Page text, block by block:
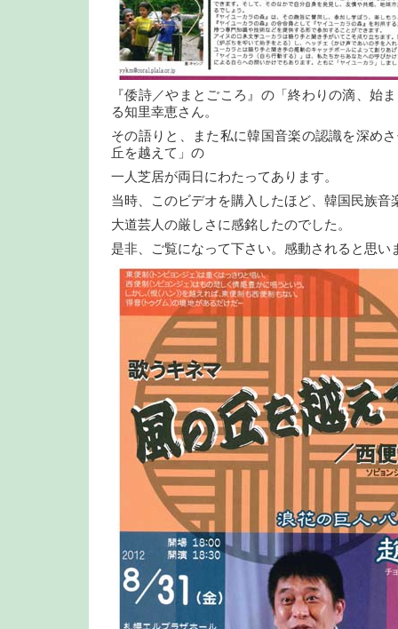
『倭詩／やまとごころ』の「終わりの滴、始
る知里幸恵さん。
その語りと、また私に韓国音楽の認識を深め
丘を越えて」の
一人芝居が両日にわたってあります。
当時、このビデオを購入したほど、韓国民族音
大道芸人の厳しさに感銘したのでした。
是非、ご覧になって下さい。感動されると思い